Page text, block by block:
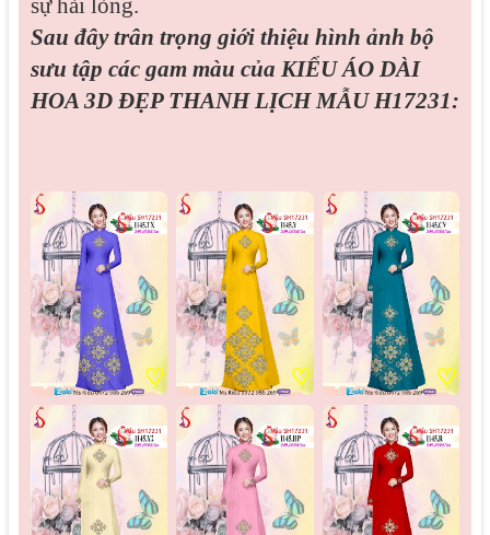
sự hài lòng.
Sau đây trân trọng giới thiệu hình ảnh bộ
sưu tập các gam màu của KIỂU ÁO DÀI
HOA 3D ĐẸP THANH LỊCH MẪU H17231:
♡ ♡ ♡